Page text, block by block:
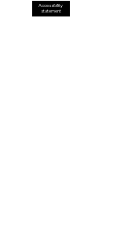
Accessibility
statement